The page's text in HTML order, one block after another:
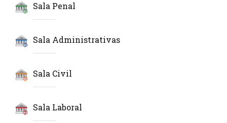
Sala Penal
Sala Administrativas
Sala Civil
Sala Laboral